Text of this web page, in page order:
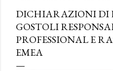
DICHIARAZIONI DI
GOSTOLI
PROFESSIONAL E
EMEA